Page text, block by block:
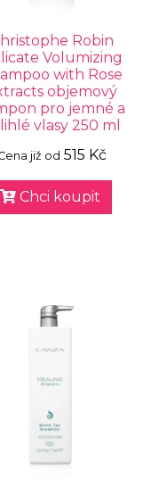
Robin
Volumizing
with Rose
objemový
pro jemné a
vlasy 250 ml
již od 515 Kč
Chci koupit